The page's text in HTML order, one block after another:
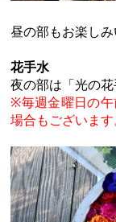
昼の部もお楽しみ
花手水
夜の部は「光の
※毎週金曜日の
場合もございます